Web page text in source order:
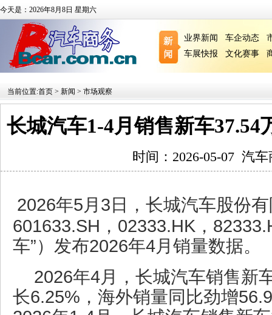
今天是：2026年8月8日 星期六
业界新闻 车企动态
车展快报
文化赛事
当前位置:首页 > 新闻 > 市场观察
长城汽车1-4月销售新车37.54
时间：2026-05-07 汽车
2026年5月3日，长城汽车股份
601633.SH，02333.HK，
车”）发布2026年4月销量数据。
2026年4月，长城汽车销售新
长6.25%，海外销量同比劲增